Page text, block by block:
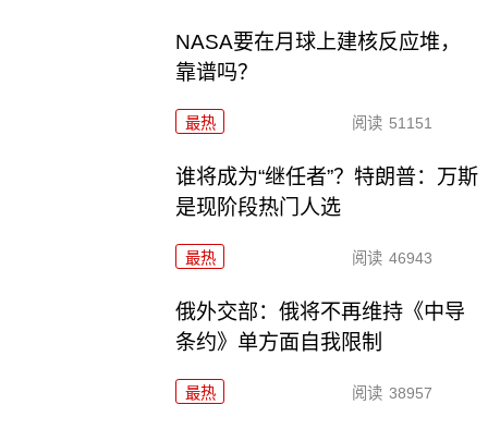
NASA要在月球上建核反应堆，
靠谱吗？
最热 阅读 51151
谁将成为“继任者”？特朗普：万斯
是现阶段热门人选
最热 阅读 46943
俄外交部：俄将不再维持《中导
条约》单方面自我限制
最热 阅读 38957